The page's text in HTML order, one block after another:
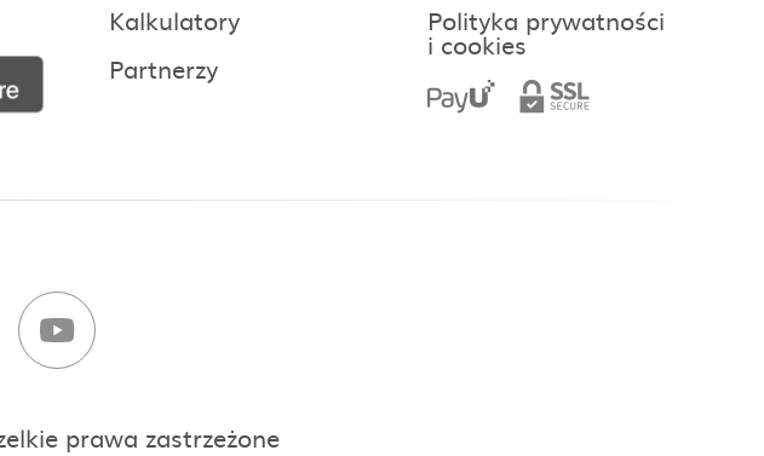
Kalkulatory
Partnerzy
Polityka prywatności
i cookies
prawa zastrzeżone